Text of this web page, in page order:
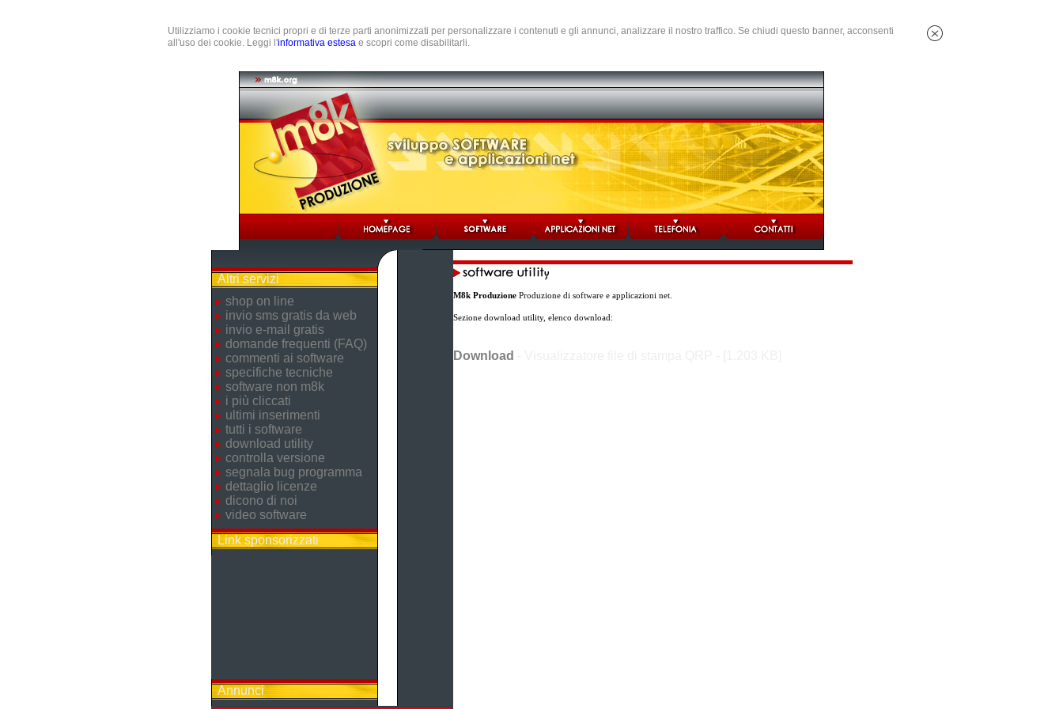
Utilizziamo i cookie tecnici propri e di terze parti anonimizzati per personalizzare i contenuti e gli annunci, analizzare il nostro traffico. Se chiudi questo banner, acconsenti
all'uso dei cookie. Leggi l'informativa estesa e scopri come disabilitarli.
Altri servizi
shop on line
invio sms gratis da web
invio e-mail gratis
domande frequenti (FAQ)
commenti ai software
specifiche tecniche
software non m8k
i più cliccati
ultimi inserimenti
tutti i software
download utility
controlla versione
segnala bug programma
dettaglio licenze
dicono di noi
video software
Link sponsorizzati
Annunci
M8k ProduzioneProduzione di software e applicazioni net.
Sezione download utility, elenco download:
Download